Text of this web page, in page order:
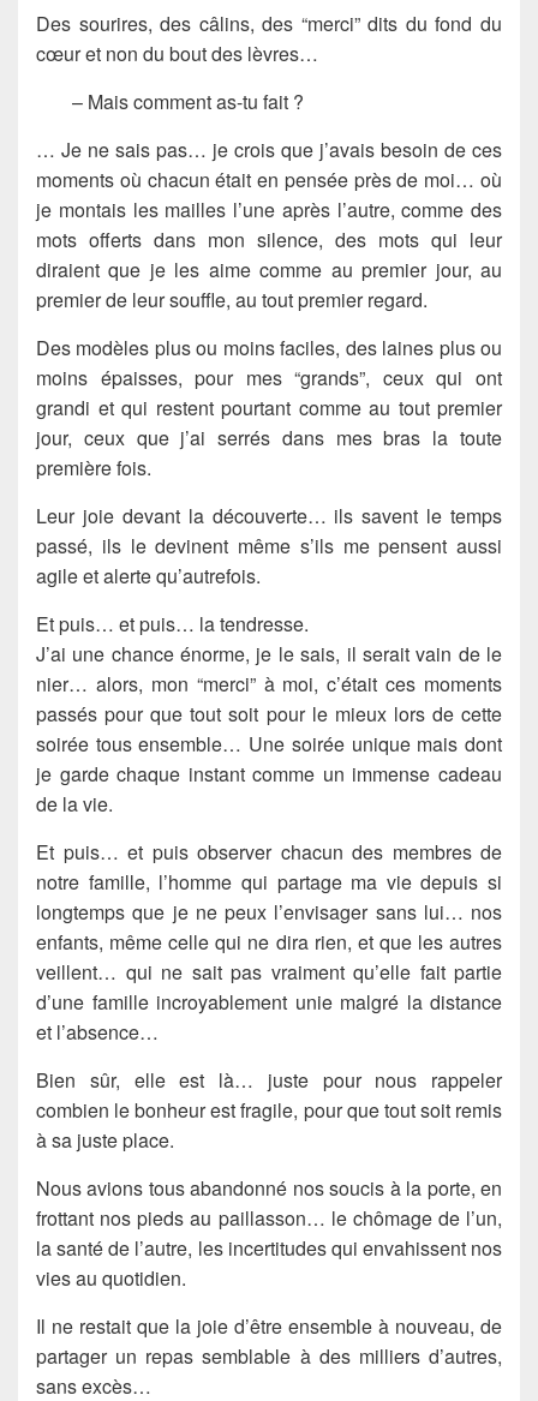
Des sourires, des câlins, des “merci” dits du fond du
cœur et non du bout des lèvres…
– Mais comment as-tu fait ?
… Je ne sais pas… je crois que j’avais besoin de ces
moments où chacun était en pensée près de moi… où
je montais les mailles l’une après l’autre, comme des
mots offerts dans mon silence, des mots qui leur
diraient que je les aime comme au premier jour, au
premier de leur souffle, au tout premier regard.
Des modèles plus ou moins faciles, des laines plus ou
moins épaisses, pour mes “grands”, ceux qui ont
grandi et qui restent pourtant comme au tout premier
jour, ceux que j’ai serrés dans mes bras la toute
première fois.
Leur joie devant la découverte… ils savent le temps
passé, ils le devinent même s’ils me pensent aussi
agile et alerte qu’autrefois.
Et puis… et puis… la tendresse.
J’ai une chance énorme, je le sais, il serait vain de le
nier… alors, mon “merci” à moi, c’était ces moments
passés pour que tout soit pour le mieux lors de cette
soirée tous ensemble… Une soirée unique mais dont
je garde chaque instant comme un immense cadeau
de la vie.
Et puis… et puis observer chacun des membres de
notre famille, l’homme qui partage ma vie depuis si
longtemps que je ne peux l’envisager sans lui… nos
enfants, même celle qui ne dira rien, et que les autres
veillent… qui ne sait pas vraiment qu’elle fait partie
d’une famille incroyablement unie malgré la distance
et l’absence…
Bien sûr, elle est là… juste pour nous rappeler
combien le bonheur est fragile, pour que tout soit remis
à sa juste place.
Nous avions tous abandonné nos soucis à la porte, en
frottant nos pieds au paillasson… le chômage de l’un,
la santé de l’autre, les incertitudes qui envahissent nos
vies au quotidien.
Il ne restait que la joie d’être ensemble à nouveau, de
partager un repas semblable à des milliers d’autres,
sans excès…